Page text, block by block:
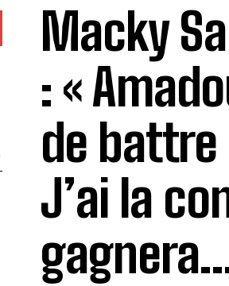
Macky
: «
de
J’ai la